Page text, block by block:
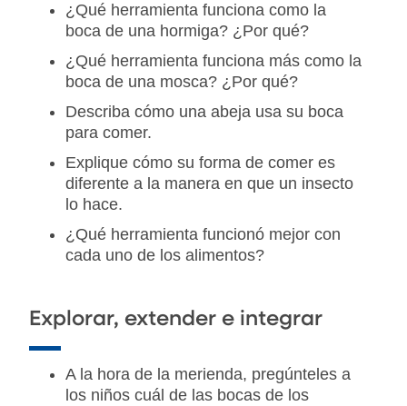
¿Qué herramienta funciona como la
boca de una hormiga? ¿Por qué?
¿Qué herramienta funciona más como la
boca de una mosca? ¿Por qué?
Describa cómo una abeja usa su boca
para comer.
Explique cómo su forma de comer es
diferente a la manera en que un insecto
lo hace.
¿Qué herramienta funcionó mejor con
cada uno de los alimentos?
Explorar, extender e integrar
A la hora de la merienda, pregúnteles a
los niños cuál de las bocas de los